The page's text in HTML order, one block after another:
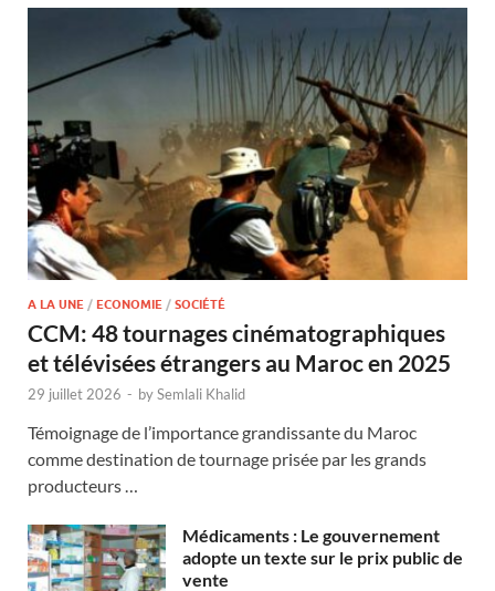
A LA UNE / ECONOMIE / SOCIÉTÉ
CCM: 48 tournages cinématographiques
et télévisées étrangers au Maroc en 2025
29 juillet 2026 - bySemlali Khalid
Témoignage de l’importance grandissante du Maroc
comme destination de tournage prisée par les grands
producteurs …
Médicaments : Le gouvernement
adopte un texte sur le prix public de
vente